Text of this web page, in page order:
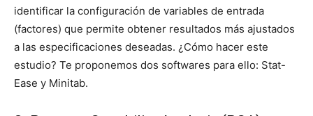
identificar la configuración de variables de entrada
(factores) que permite obtener resultados más ajustados
a las especificaciones deseadas. ¿Cómo hacer este
estudio? Te proponemos dos softwares para ello: Stat-
Ease y Minitab.